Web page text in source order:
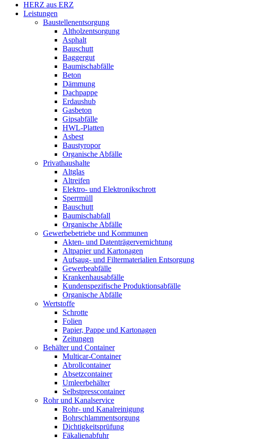
HERZ aus ERZ
Leistungen
Baustellenentsorgung
Altholzentsorgung
Asphalt
Bauschutt
Baggergut
Baumischabfälle
Beton
Dämmung
Dachpappe
Erdaushub
Gasbeton
Gipsabfälle
HWL-Platten
Asbest
Baustyropor
Organische Abfälle
Privathaushalte
Altglas
Altreifen
Elektro- und Elektronikschrott
Sperrmüll
Bauschutt
Baumischabfall
Organische Abfälle
Gewerbebetriebe und Kommunen
Akten- und Datenträgervernichtung
Altpapier und Kartonagen
Aufsaug- und Filtermaterialien Entsorgung
Gewerbeabfälle
Krankenhausabfälle
Kundenspezifische Produktionsabfälle
Organische Abfälle
Wertstoffe
Schrotte
Folien
Papier, Pappe und Kartonagen
Zeitungen
Behälter und Container
Multicar-Container
Abrollcontainer
Absetzcontainer
Umleerbehälter
Selbstpresscontainer
Rohr und Kanalservice
Rohr- und Kanalreinigung
Bohrschlammentsorgung
Dichtigkeitsprüfung
Fäkalienabfuhr